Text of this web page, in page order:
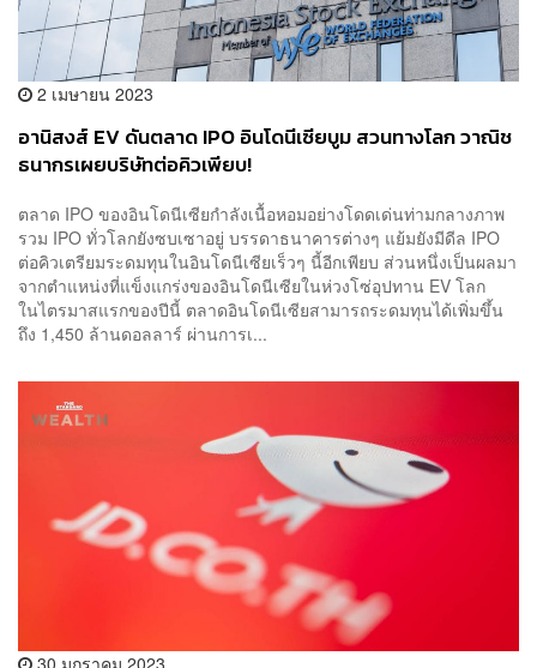
2 เมษายน 2023
อานิสงส์ EV ดันตลาด IPO อินโดนีเซียบูม สวนทางโลก วาณิช
ธนากรเผยบริษัทต่อคิวเพียบ!
ตลาด IPO ของอินโดนีเซียกำลังเนื้อหอมอย่างโดดเด่นท่ามกลางภาพ
รวม IPO ทั่วโลกยังซบเซาอยู่ บรรดาธนาคารต่างๆ แย้มยังมีดีล IPO
ต่อคิวเตรียมระดมทุนในอินโดนีเซียเร็วๆ นี้อีกเพียบ ส่วนหนึ่งเป็นผลมา
จากตำแหน่งที่แข็งแกร่งของอินโดนีเซียในห่วงโซ่อุปทาน EV โลก
ในไตรมาสแรกของปีนี้ ตลาดอินโดนีเซียสามารถระดมทุนได้เพิ่มขึ้น
ถึง 1,450 ล้านดอลลาร์ ผ่านการเ...
30 มกราคม 2023